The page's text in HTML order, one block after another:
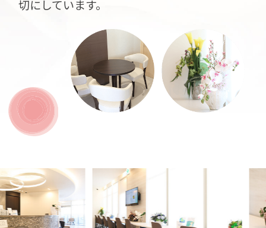
切にしています。